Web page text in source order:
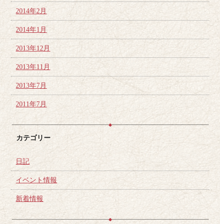
2014年2月
2014年1月
2013年12月
2013年11月
2013年7月
2011年7月
カテゴリー
日記
イベント情報
新着情報